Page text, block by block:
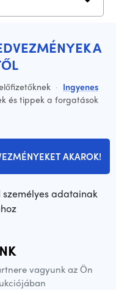
A
· Ingyenes
és tippek a forgatások
AKAROK!
adatainak
vagyunk az Ön